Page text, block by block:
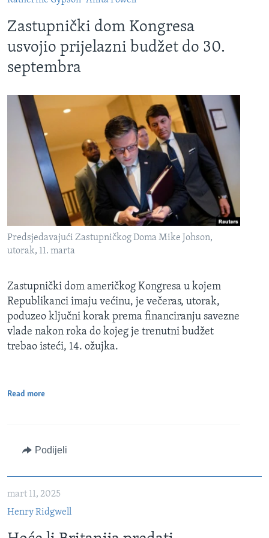
Zastupnički dom Kongresa
usvojio prijelazni budžet do 30.
septembra
Predsjedavajući Zastupničkog Doma Mike Johson,
utorak, 11. marta
Zastupnički dom američkog Kongresa u kojem
Republikanci imaju većinu, je večeras, utorak,
poduzeo ključni korak prema financiranju savezne
vlade nakon roka do kojeg je trenutni budžet
trebao isteći, 14. ožujka.
Read more
Podijeli
mart 11, 2025
Henry Ridgwell